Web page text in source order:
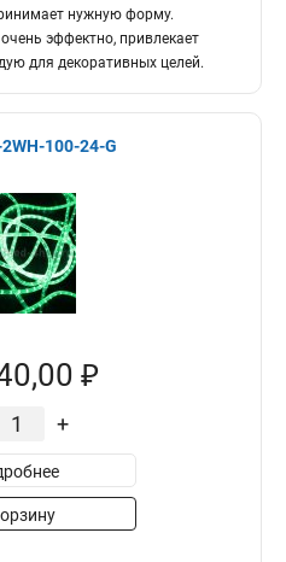
нужную форму.
эффектно, привлекает
для декоративных целей.
100-24-G
₽
+